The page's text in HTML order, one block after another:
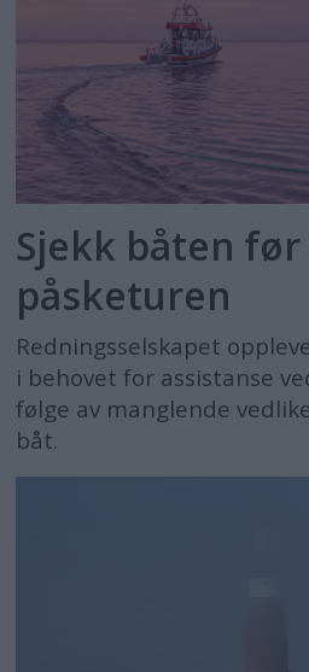
Sjekk båten før
påsketuren
Redningsselskapet
i behovet for assistanse
følge av manglende
båt.